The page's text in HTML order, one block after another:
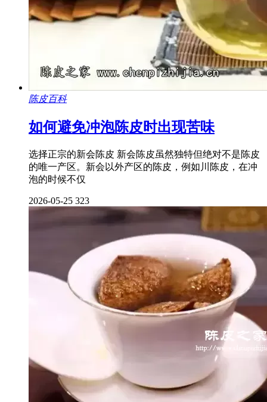
陈皮百科
如何避免冲泡陈皮时出现苦味
选择正宗的新会陈皮 新会陈皮虽然独特但绝对不是陈皮
的唯一产区。新会以外产区的陈皮，例如川陈皮，在冲
泡的时候不仅
2026-05-25 323